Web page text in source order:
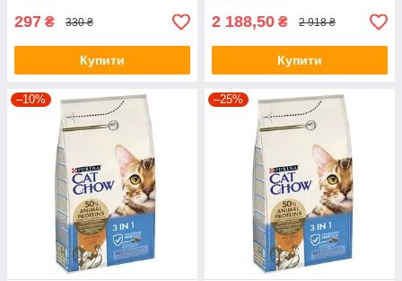
297 ₴ 330 ₴
Купити
2 188,50 ₴ 2 918 ₴
Купити
–10% –25%